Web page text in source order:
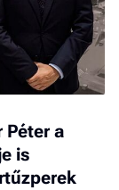
a
is